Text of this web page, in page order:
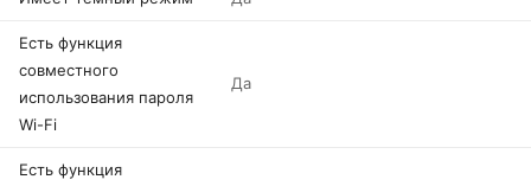
Есть функция
совместного
использования пароля
Wi-Fi
Да
Есть функция